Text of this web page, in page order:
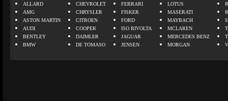
ALLARD
AMG
ASTON MARTIN
AUDI
BENTLEY
BMW
CHEVROLET
CHRYSLER
CITROEN
COOPER
DAIMLER
DE TOMASO
FERRARI
FISKER
FORD
ISO RIVOLTA
JAGUAR
JENSEN
LOTUS
MASERATI
MAYBACH
MCLAREN
MERCEDES BENZ
MORGAN